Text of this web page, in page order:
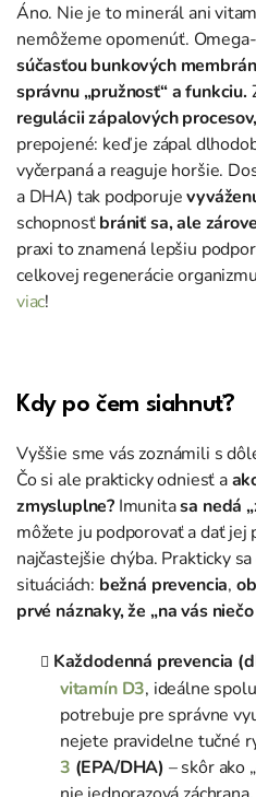
Áno. Nie je to minerál ani
nemôžeme opomenúť.
súčasťou bunkových
správnu „pružnosť“ a funkciu.
regulácii zápalových procesov,
prepojené: keď je zápal
vyčerpaná a reaguje horšie.
a DHA) tak podporuje
schopnosťbrániť sa, ale
praxi to znamená lepšiu
celkovej regenerácie
viac!
Kdy po čem siahnuť?
Vyššie sme vás zoznámili s
Čo si ale prakticky odniesť a
zmysluplne? Imunitasa nedá
môžete ju podporovať a dať jej
najčastejšie chýba. Prakticky
situáciách: bežná prevencia,
prvé náznaky, že „na vás
Každodenná prevencia
vitamín D3, ideálne
potrebuje pre správne
nejete pravidelne tučné
3 (EPA/DHA) – skôr ako